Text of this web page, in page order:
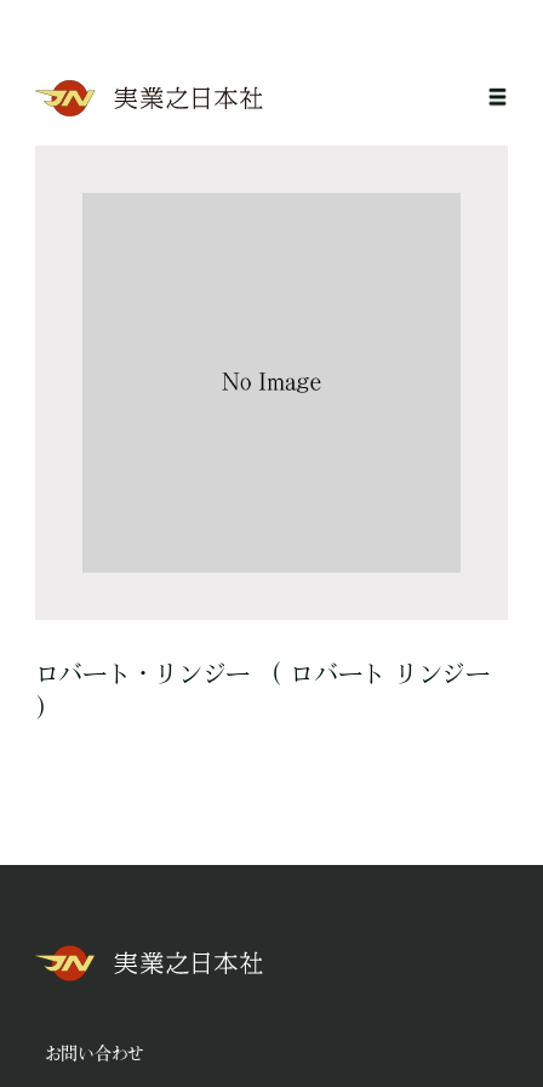
ロバート・リンジー （ ロバート リンジー
）
お問い合わせ